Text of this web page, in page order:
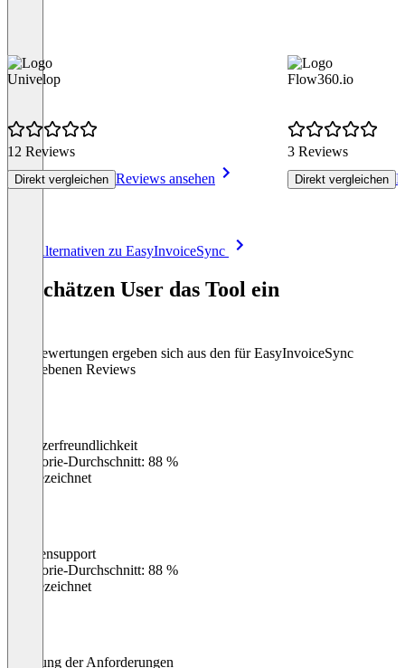
Univelop
12 Reviews
Direkt vergleichen Reviews ansehen
Flow360.io
3 Reviews
Direkt vergleichen
Alle Alternativen zu EasyInvoiceSync
So schätzen User das Tool ein
Die Bewertungen ergeben sich aus den für EasyInvoiceSync
abgegebenen Reviews
Benutzerfreundlichkeit
Kategorie-Durchschnitt: 88 %
Ausgezeichnet
Kundensupport
Kategorie-Durchschnitt: 88 %
Ausgezeichnet
Erfüllung der Anforderungen